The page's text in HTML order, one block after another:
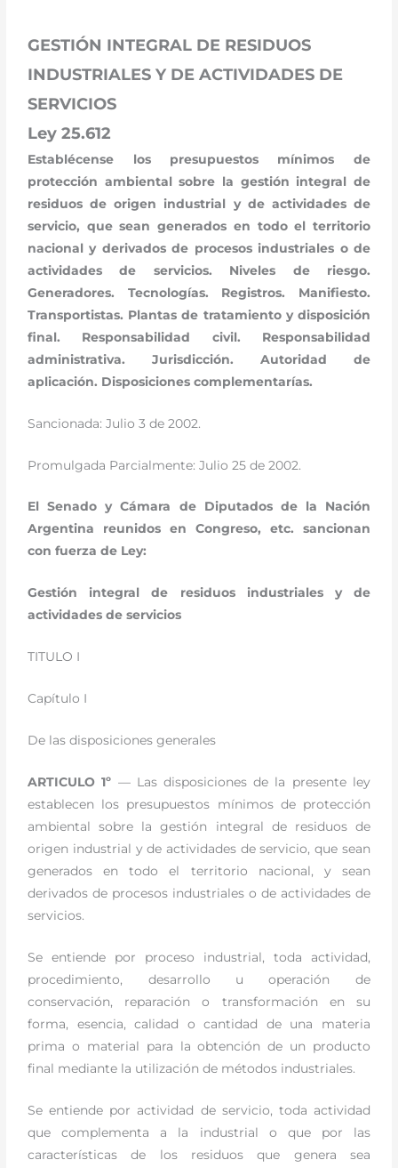
GESTIÓN INTEGRAL DE RESIDUOS
INDUSTRIALES Y DE ACTIVIDADES DE
SERVICIOS
Ley 25.612
Establécense los presupuestos mínimos de
protección ambiental sobre la gestión integral de
residuos de origen industrial y de actividades de
servicio, que sean generados en todo el territorio
nacional y derivados de procesos industriales o de
actividades de servicios. Niveles de riesgo.
Generadores. Tecnologías. Registros. Manifiesto.
Transportistas. Plantas de tratamiento y disposición
final. Responsabilidad civil. Responsabilidad
administrativa. Jurisdicción. Autoridad de
aplicación. Disposiciones complementarías.
Sancionada: Julio 3 de 2002.
Promulgada Parcialmente: Julio 25 de 2002.
El Senado y Cámara de Diputados de la Nación
Argentina reunidos en Congreso, etc. sancionan
con fuerza de Ley:
Gestión integral de residuos industriales y de
actividades de servicios
TITULO I
Capítulo I
De las disposiciones generales
ARTICULO 1º — Las disposiciones de la presente ley
establecen los presupuestos mínimos de protección
ambiental sobre la gestión integral de residuos de
origen industrial y de actividades de servicio, que sean
generados en todo el territorio nacional, y sean
derivados de procesos industriales o de actividades de
servicios.
Se entiende por proceso industrial, toda actividad,
procedimiento, desarrollo u operación de
conservación, reparación o transformación en su
forma, esencia, calidad o cantidad de una materia
prima o material para la obtención de un producto
final mediante la utilización de métodos industriales.
Se entiende por actividad de servicio, toda actividad
que complementa a la industrial o que por las
características de los residuos que genera sea